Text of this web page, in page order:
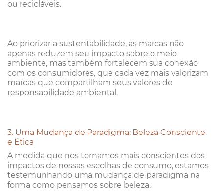
ou recicláveis.
Ao priorizar a sustentabilidade, as marcas não
apenas reduzem seu impacto sobre o meio
ambiente, mas também fortalecem sua conexão
com os consumidores, que cada vez mais valorizam
marcas que compartilham seus valores de
responsabilidade ambiental.
3. Uma Mudança de Paradigma: Beleza Consciente
e Ética
À medida que nos tornamos mais conscientes dos
impactos de nossas escolhas de consumo, estamos
testemunhando uma mudança de paradigma na
forma como pensamos sobre beleza.